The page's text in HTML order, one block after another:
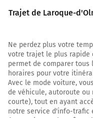
Continuer
TOULOUSE
SAVERDUN
Z.A. DE PIC
Prendre
A66
Trajet de Laroque-
Ne perdez plus votre
votre trajet le plus rapide
permet de comparer
horaires pour votre
Avec le mode voiture,
de véhicule, autoroute ou
courte), tout en ayant
notre service d'info-trafic